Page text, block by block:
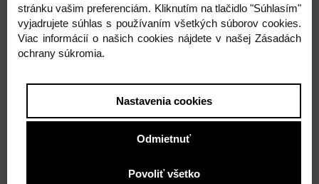
Nedostupné Na sklade 37ks
Vákum box 100x80x32cm
stránku vašim preferenciám. Kliknutím na tlačidlo "Súhlasím"
vyjadrujete súhlas s používaním všetkých súborov cookies.
Viac informácií o našich cookies nájdete v našej Zásadách
ochrany súkromia.
Nastavenia cookies
Odmietnuť
Povoliť všetko